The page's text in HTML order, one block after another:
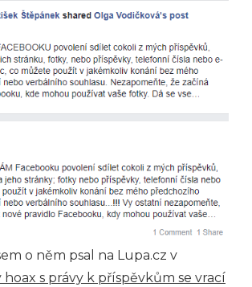
o něm psal na Lupa.cz v
hoax s právy k příspěvkům se vrací